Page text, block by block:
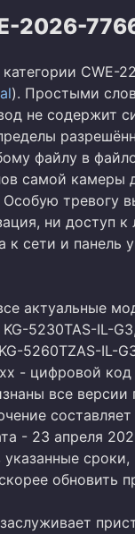
2026-
CWE-
). Простыми
не содержит
файлу в
самой камеры
тревогу
ни доступ
сети и панель
актуальные
5230TAS-IL-
5260TZAS-IL-
- цифровой
все
- 23 апреля
обновить